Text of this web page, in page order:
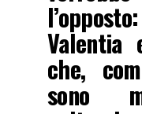
che,
sono